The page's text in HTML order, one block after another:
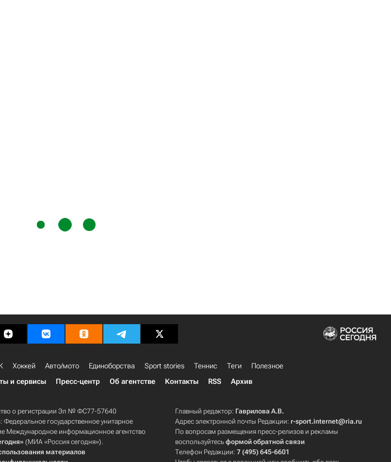
Хоккей Авто/мото Единоборства Sport stories Теннис Теги
Полезное
и сервисы Пресс-центр Об агентстве Контакты RSS Архив
о регистрации Эл № ФС77-57640
Федеральное государственное унитарное
Международное информационное агентство
(МИА «Россия сегодня»).
материалов
Главный редактор: Гаврилова А.В.
Адрес электронной почты Редакции: r-sport.internet@ria.ru
По вопросам размещения пресс-релизов и рекламы
воспользуйтесьформой обратной связи
Телефон Редакции:7 (495) 645-6601